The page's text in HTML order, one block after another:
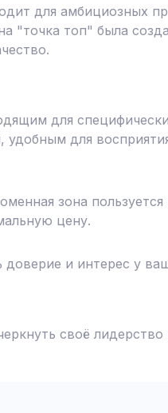
для амбициозных
"точка топ" была
для
для
зона
цену.
и интерес у
своё лидерство